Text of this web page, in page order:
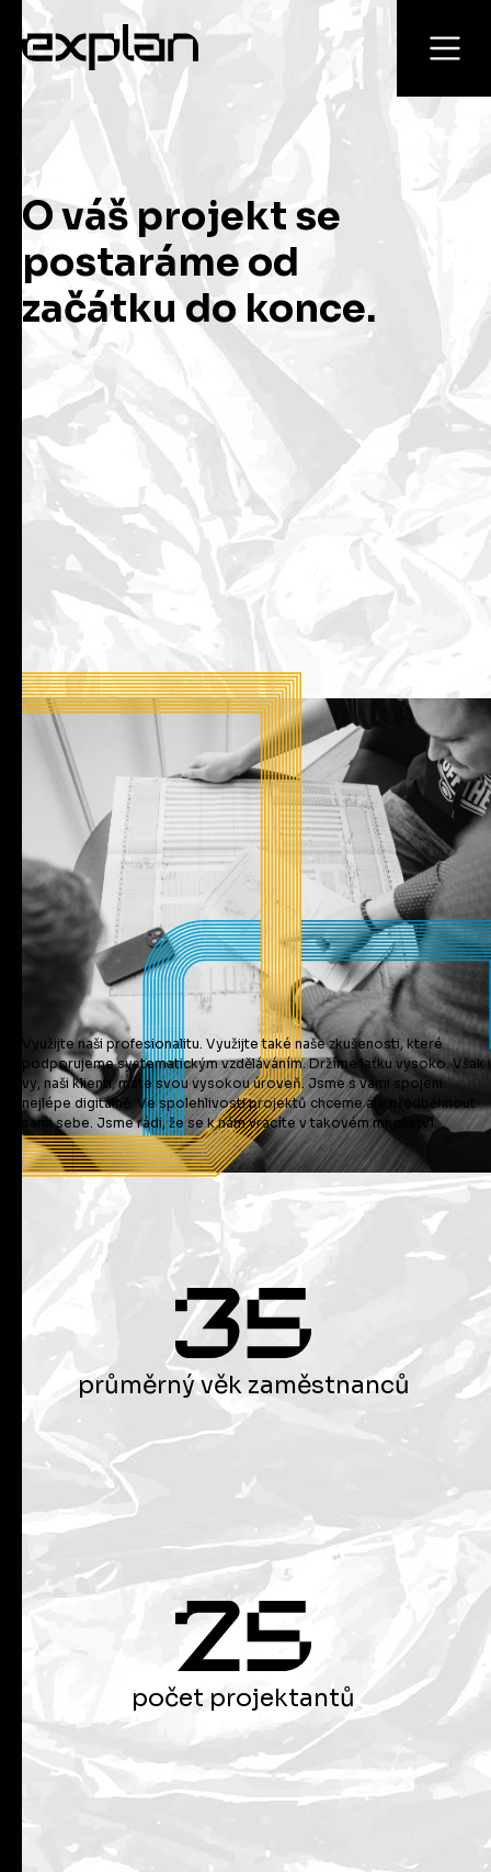
O váš projekt se
postaráme od
začátku do konce.
Využijte naši profesionalitu. Využijte také naše zkušenosti, které
podporujeme systematickým vzděláváním. Držíme laťku vysoko. Však i
vy, naši klienti, máte svou vysokou úroveň. Jsme s vámi spojeni
nejlépe digitálně. Ve spolehlivosti projektů chceme ale předběhnout
sami sebe. Jsme rádi, že se k nám vracíte v takovém množství.
průměrný věk zaměstnanců
počet projektantů